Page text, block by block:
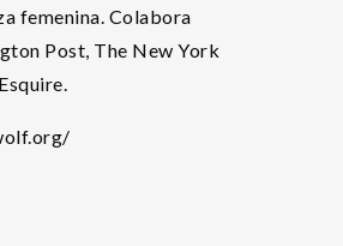
femenina. Colabora
Post, The New York